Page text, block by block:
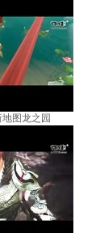
地图龙之园